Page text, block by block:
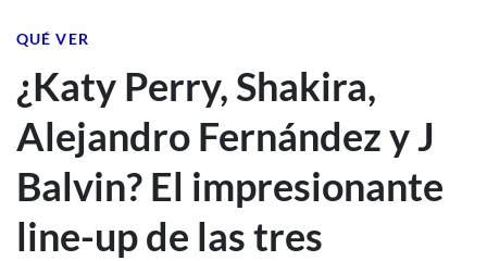
QUÉ VER
¿Katy Perry, Shakira,
Alejandro Fernández y J
Balvin? El impresionante
line-up de las tres